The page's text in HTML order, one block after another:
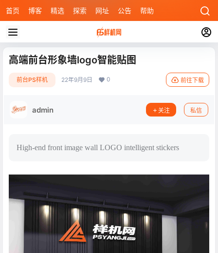
首页 博客 精选 探索 网址 公告 帮助
高端前台形象墙logo智能贴图
前台PS样机 22年9月9日 0 前往下载
admin 关注 私信
High-end front image wall LOGO intelligent stickers